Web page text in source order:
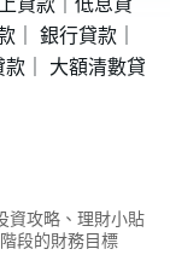
｜ 銀行貸款｜
｜ 大額清數貸
｜ 銀行貸款｜
｜ 大額清數貸
資攻略、理財小貼
段的財務目標